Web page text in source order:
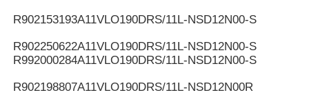
R902153193A11VLO190DRS/11L-NSD12N00-S
R902250622A11VLO190DRS/11L-NSD12N00-S
R992000284A11VLO190DRS/11L-NSD12N00-S
R902198807A11VLO190DRS/11L-NSD12N00R